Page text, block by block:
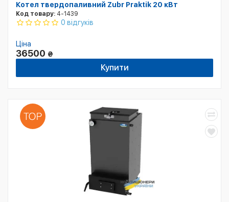
Котел твердопаливний Zubr Praktik 20 кВт
Код товару: 4-1439
0 відгуків
Ціна
36500 ₴
Купити